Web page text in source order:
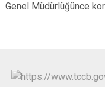
Genel Müdürlüğünce